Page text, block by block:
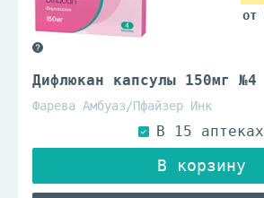
Дифлюкан капсулы 150мг №4
Фарева Амбуаз/Пфайзер Инк